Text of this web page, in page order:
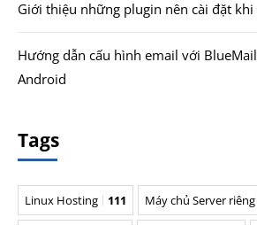
Giới thiệu những plugin nên cài đặt
Hướng dẫn cấu hình email với
Android
Tags
Linux Hosting 111 Máy chủ Server riêng